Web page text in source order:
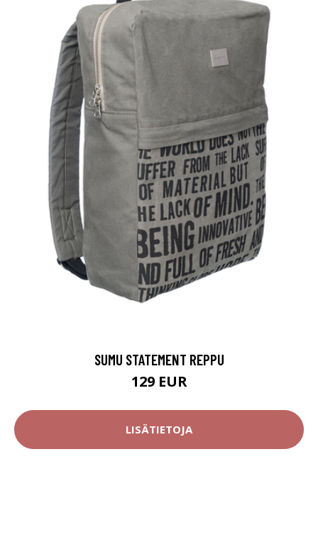
SUMU STATEMENT REPPU
129 EUR
LISÄTIETOJA